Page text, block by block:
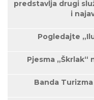
predstavlja drugi
i
Pogledajte
Pjesma „Škrlak“
Banda